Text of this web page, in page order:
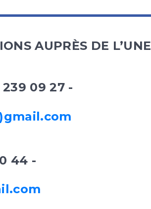
AUPRÈS DE L’UNE
09 27 -
44 -